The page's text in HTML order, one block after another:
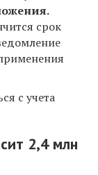
срок
с учета
2,4 млн